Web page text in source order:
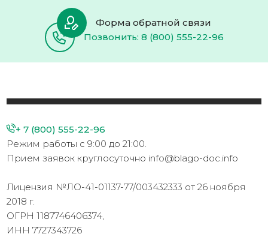
Форма обратной связи
Позвонить: 8 (800) 555-22-96
+ 7 (800) 555-22-96
Режим работы с 9:00 до 21:00.
Прием заявок круглосуточно info@blago-doc.info
Лицензия №ЛО-41-01137-77/003432333 от 26 ноября
2018 г.
ОГРН 1187746406374,
ИНН 7727343726